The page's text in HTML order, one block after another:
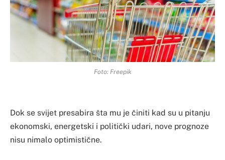
Foto: Freepik
Dok se svijet presabira šta mu je činiti kad su u pitanju
ekonomski, energetski i politički udari, nove prognoze
nisu nimalo optimistične.